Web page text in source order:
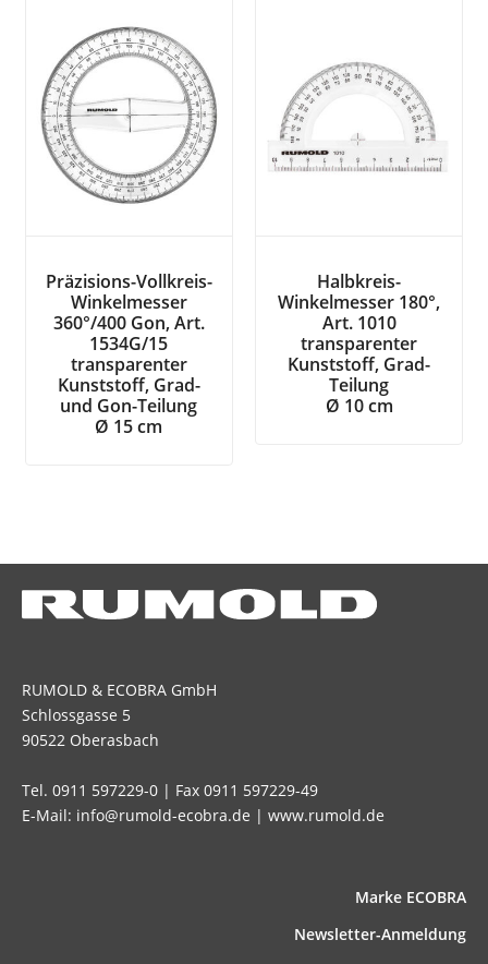
Präzisions-Vollkreis-
Winkelmesser
360°/400 Gon, Art.
1534G/15
transparenter
Kunststoff, Grad-
und Gon-Teilung
Ø 15 cm
Halbkreis-
Winkelmesser 180°,
Art. 1010
transparenter
Kunststoff, Grad-
Teilung
Ø 10 cm
RUMOLD & ECOBRA GmbH
Schlossgasse 5
90522 Oberasbach
Tel. 0911 597229-0 | Fax 0911 597229-49
E-Mail: info@rumold-ecobra.de | www.rumold.de
Marke ECOBRA
News­letter-Anmeldung